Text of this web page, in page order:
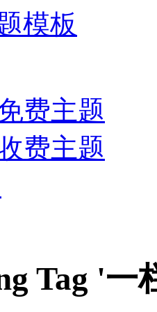
模板
费主题
费主题
Tag '一